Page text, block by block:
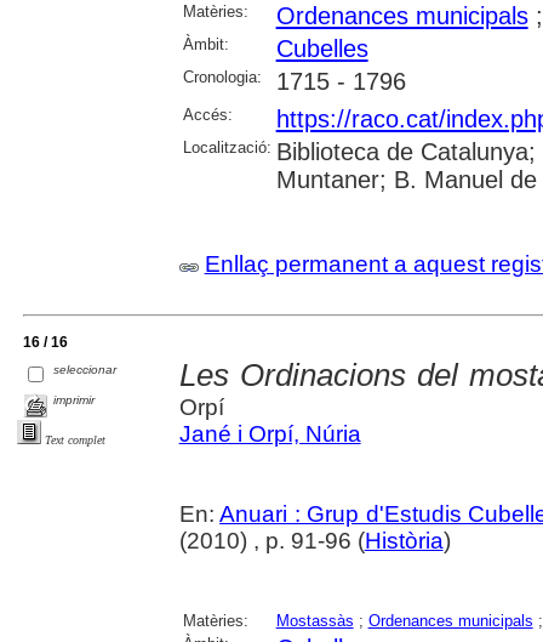
Matèries: Ordenances municipals
Àmbit: Cubelles
Cronologia: 1715 - 1796
Accés: https://raco.cat/
Localització: Biblioteca de
Muntaner; B. Manuel
Enllaç permanent a aquest
16 / 16
seleccionar
imprimir
Text complet
Les Ordinacions del
Orpí
Jané i Orpí, Núria
En:Anuari : Grup d'Estudis
(2010) , p. 91-96 (Història)
Matèries: Mostassàs ; Ordenances municipals